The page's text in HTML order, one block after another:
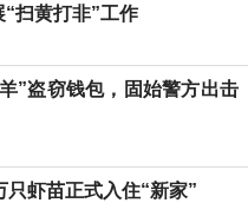
扫黄打非”工作
”盗窃钱包，固始警方出击
只虾苗正式入住“新家”